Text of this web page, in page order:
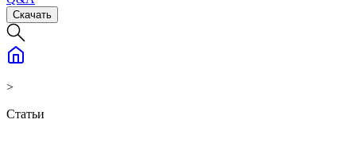
Скачать
>
Статьи